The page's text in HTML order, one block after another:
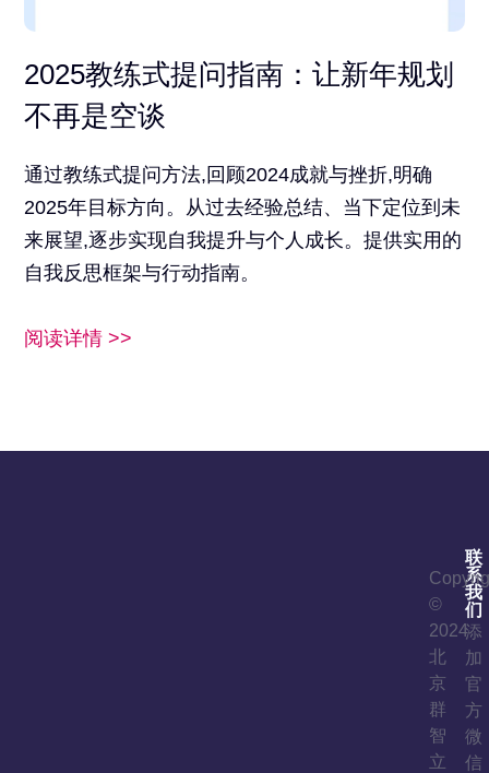
2025教练式提问指南：让新年规划
不再是空谈
通过教练式提问方法,回顾2024成就与挫折,明确
2025年目标方向。从过去经验总结、当下定位到未
来展望,逐步实现自我提升与个人成长。提供实用的
自我反思框架与行动指南。
阅读详情 >>
联
系
我
们
添
加
官
方
微
信
©
2024
北
京
群
智
立